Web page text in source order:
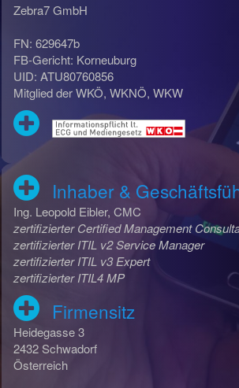
Zebra7 GmbH
FN: 629647b
FB-Gericht: Korneuburg
UID: ATU80760856
Mitglied der WKÖ, WKNÖ, WKW
Inhaber &
Ing. Leopold Eibler, CMC
zertifizierter Certified Management
zertifizierter ITIL v2 Service Manager
zertifizierter ITIL v3 Expert
zertifizierter ITIL4 MP
Firmensitz
Heidegasse 3
2432 Schwadorf
Österreich